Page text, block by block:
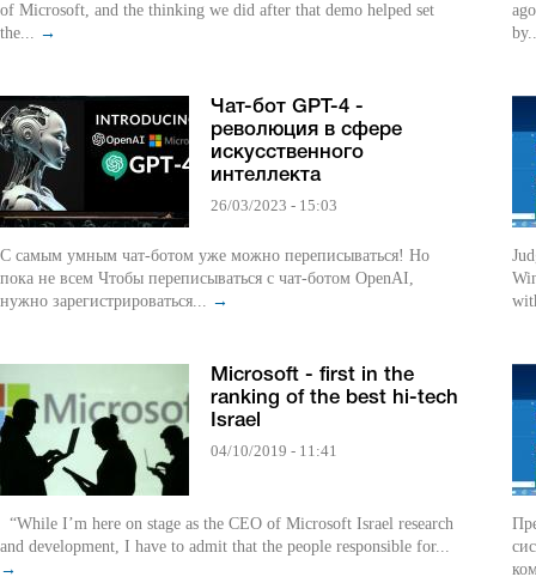
of Microsoft, and the thinking we did after that demo helped set
the... →
Чат-бот GPT-4 -
революция в сфере
искусственного
интеллекта
26/03/2023 - 15:03
С самым умным чат-ботом уже можно переписываться! Но
пока не всем Чтобы переписываться с чат-ботом OpenAI,
нужно зарегистрироваться... →
Microsoft - first in the
ranking of the best hi-tech
Israel
04/10/2019 - 11:41
and development, I have to admit that the people responsible for...
→